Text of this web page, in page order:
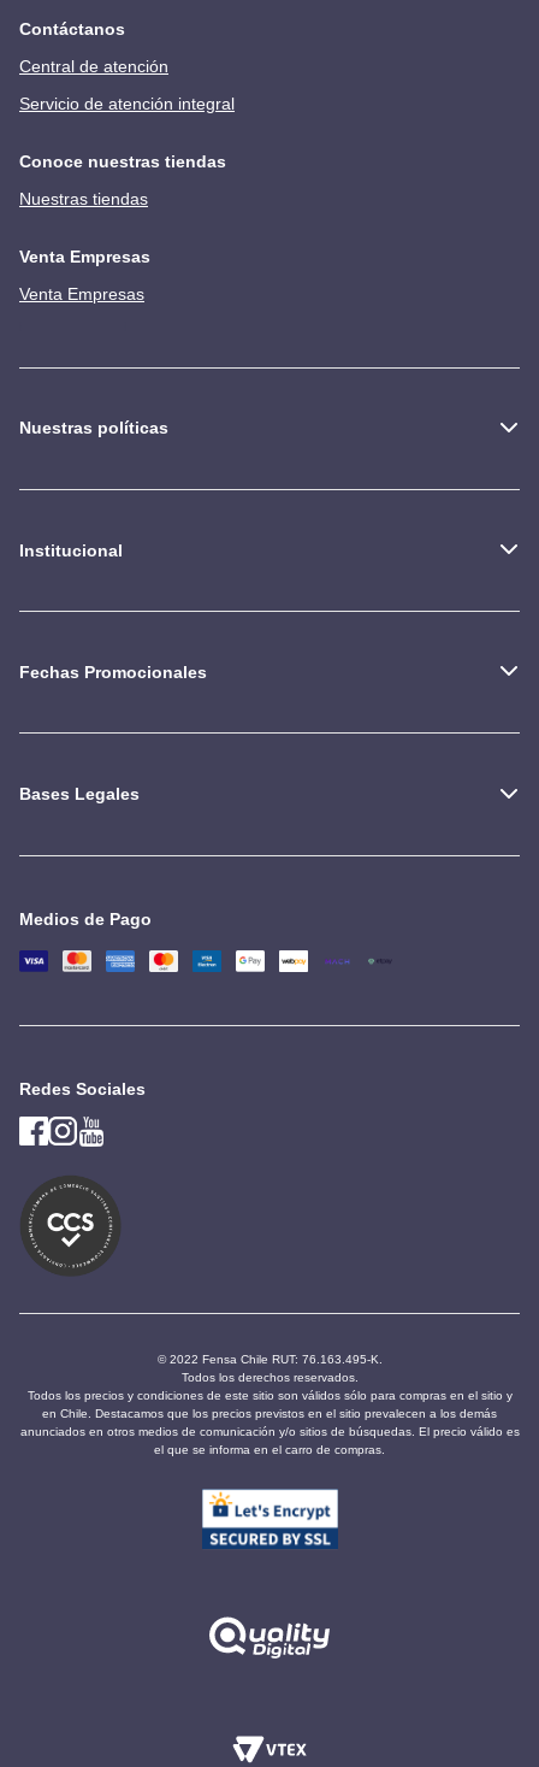
Contáctanos
Central de atención
Servicio de atención integral
Conoce nuestras tiendas
Nuestras tiendas
Venta Empresas
Venta Empresas
Nuestras políticas
Institucional
Fechas Promocionales
Bases Legales
Medios de Pago
Redes Sociales
© 2022 Fensa Chile RUT: 76.163.495-K.
Todos los derechos reservados.
Todos los precios y condiciones de este sitio son válidos sólo para compras en el sitio y
en Chile. Destacamos que los precios previstos en el sitio prevalecen a los demás
anunciados en otros medios de comunicación y/o sitios de búsquedas. El precio válido es
el que se informa en el carro de compras.